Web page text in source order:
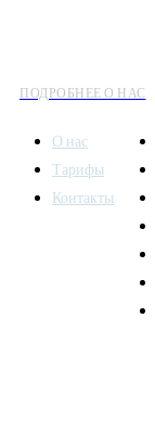
ПОДРОБНЕЕ О НАС
О нас
Тарифы
Контакты